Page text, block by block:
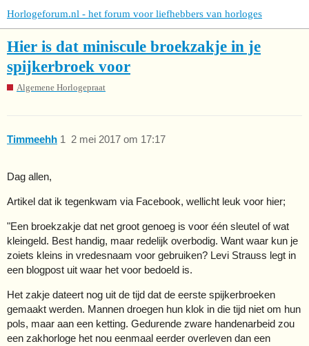
Horlogeforum.nl - het forum voor liefhebbers van horloges
Hier is dat miniscule broekzakje in je
spijkerbroek voor
Algemene Horlogepraat
Timmeehh 2 mei 2017 om 17:17
1
Dag allen,
Artikel dat ik tegenkwam via Facebook, wellicht leuk voor hier;
"Een broekzakje dat net groot genoeg is voor één sleutel of wat
kleingeld. Best handig, maar redelijk overbodig. Want waar kun je
zoiets kleins in vredesnaam voor gebruiken? Levi Strauss legt in
een blogpost uit waar het voor bedoeld is.
Het zakje dateert nog uit de tijd dat de eerste spijkerbroeken
gemaakt werden. Mannen droegen hun klok in die tijd niet om hun
pols, maar aan een ketting. Gedurende zware handenarbeid zou
een zakhorloge het nou eenmaal eerder overleven dan een